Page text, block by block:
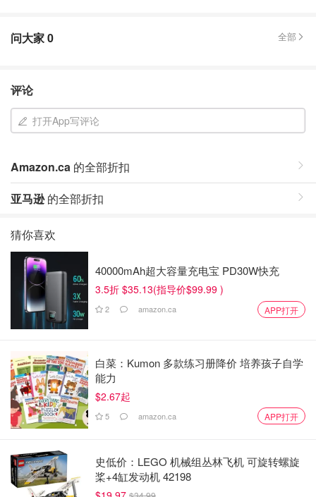
问大家0 全部
评论
打开App写评论
Amazon.ca 的全部折扣
亚马逊的全部折扣
猜你喜欢
40000mAh超大容量充电宝 PD30W快充
3.5折 $35.13(指导价$99.99 )
2 amazon.ca APP打开
白菜：Kumon 多款练习册降价 培养孩子自学
能力
$2.67起
5 amazon.ca APP打开
史低价：LEGO 机械组丛林飞机 可旋转螺旋
桨+4缸发动机 42198